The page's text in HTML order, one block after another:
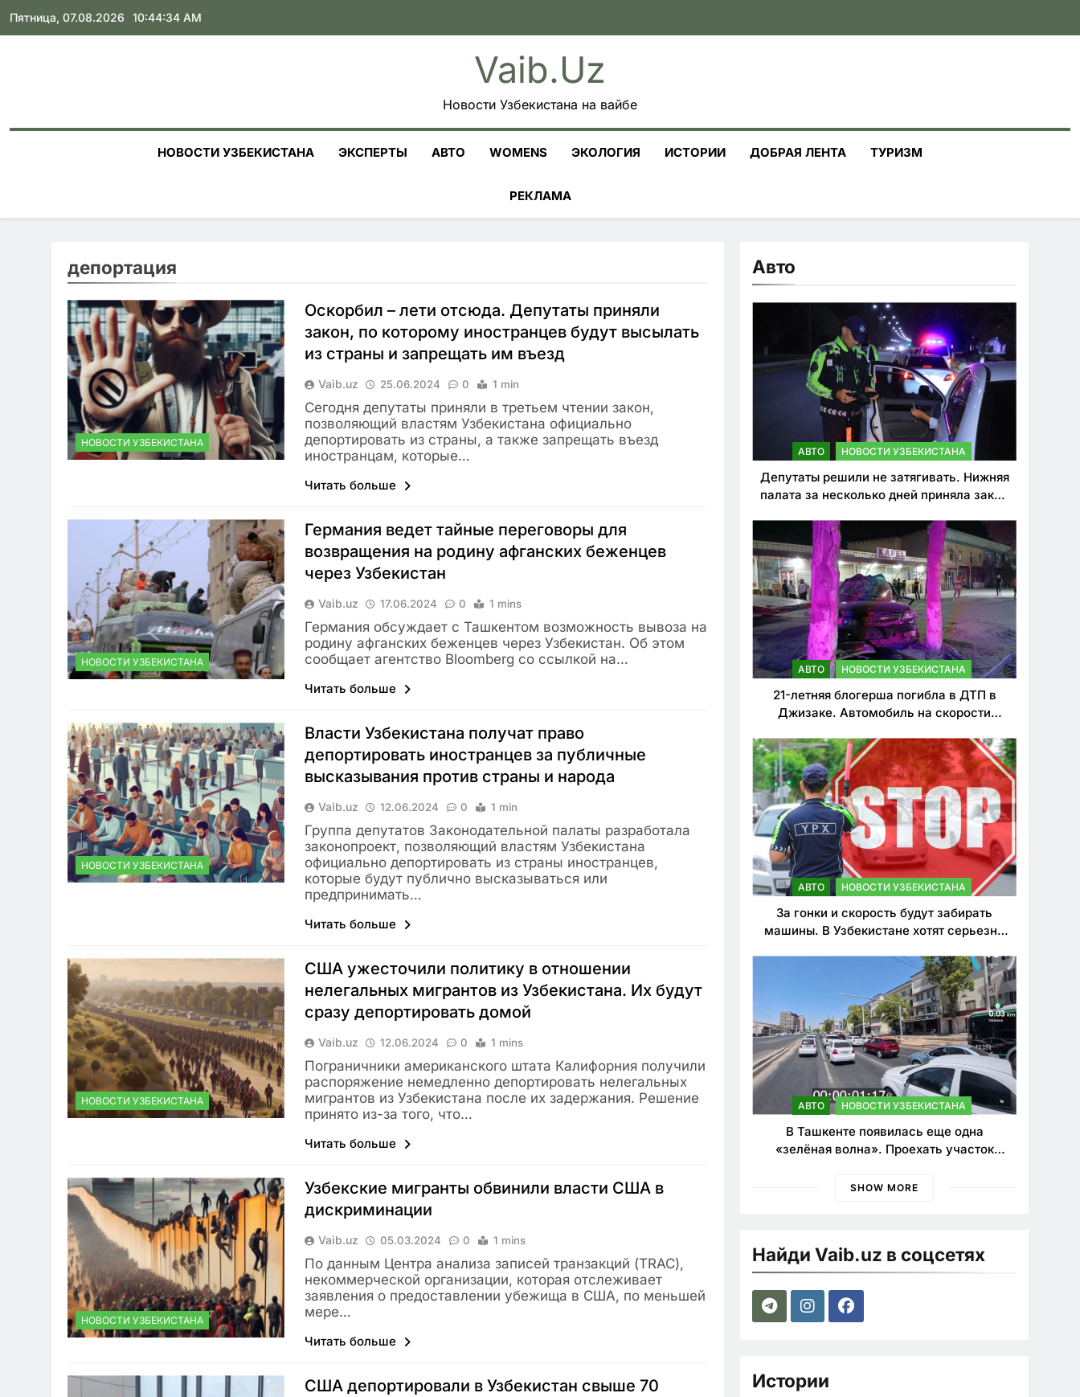
Skip
Пятница, 07.08.2026 10:44:35 AM
Vaib.uz
Новости Узбекистана на вайбе
НОВОСТИ УЗБЕКИСТАНА ЭКСПЕРТЫ АВТО WOMENS ЭКОЛОГИЯ ИСТОРИИ ДОБРАЯ ЛЕНТА ТУРИЗМ
РЕКЛАМА
депортация
НОВОСТИ УЗБЕКИСТАНА
Оскорбил – лети отсюда. Депутаты приняли
закон, по которому иностранцев будут высылать
из страны и запрещать им въезд
Vaib.uz 25.06.2024 0 1 min
Сегодня депутаты приняли в третьем чтении закон,
позволяющий властям Узбекистана официально
депортировать из страны, а также запрещать въезд
иностранцам, которые…
Читать больше
НОВОСТИ УЗБЕКИСТАНА
Германия ведет тайные переговоры для
возвращения на родину афганских беженцев
через Узбекистан
Vaib.uz 17.06.2024 0 1 mins
Германия обсуждает с Ташкентом возможность вывоза на
родину афганских беженцев через Узбекистан. Об этом
сообщает агентство Bloomberg со ссылкой на…
Читать больше
НОВОСТИ УЗБЕКИСТАНА
Власти Узбекистана получат право
депортировать иностранцев за публичные
высказывания против страны и народа
Vaib.uz 12.06.2024 0 1 min
Группа депутатов Законодательной палаты разработала
законопроект, позволяющий властям Узбекистана
официально депортировать из страны иностранцев,
которые будут публично высказываться или
предпринимать…
Читать больше
НОВОСТИ УЗБЕКИСТАНА
США ужесточили политику в отношении
нелегальных мигрантов из Узбекистана. Их будут
сразу депортировать домой
Vaib.uz 12.06.2024 0 1 mins
Пограничники американского штата Калифорния получили
распоряжение немедленно депортировать нелегальных
мигрантов из Узбекистана после их задержания. Решение
принято из-за того, что…
Читать больше
НОВОСТИ УЗБЕКИСТАНА
Узбекские мигранты обвинили власти США в
дискриминации
Vaib.uz 05.03.2024 0 1 mins
По данным Центра анализа записей транзакций (TRAC),
некоммерческой организации, которая отслеживает
заявления о предоставлении убежища в США, по меньшей
мере…
Читать больше
США депортировали в Узбекистан свыше 70
Авто
АВТО НОВОСТИ УЗБЕКИСТАНА
Депутаты решили не затягивать. Нижняя
палата за несколько дней приняла закон
нарушителей ПДД
АВТО НОВОСТИ УЗБЕКИСТАНА
21-летняя блогерша погибла в ДТП в
Джизаке. Автомобиль на скорости
АВТО НОВОСТИ УЗБЕКИСТАНА
За гонки и скорость будут забирать
машины. В Узбекистане хотят серьезно
АВТО НОВОСТИ УЗБЕКИСТАНА
В Ташкенте появилась еще одна
«зелёная волна». Проехать участок
SHOW MORE
Найди Vaib.uz в соцсетях
Истории